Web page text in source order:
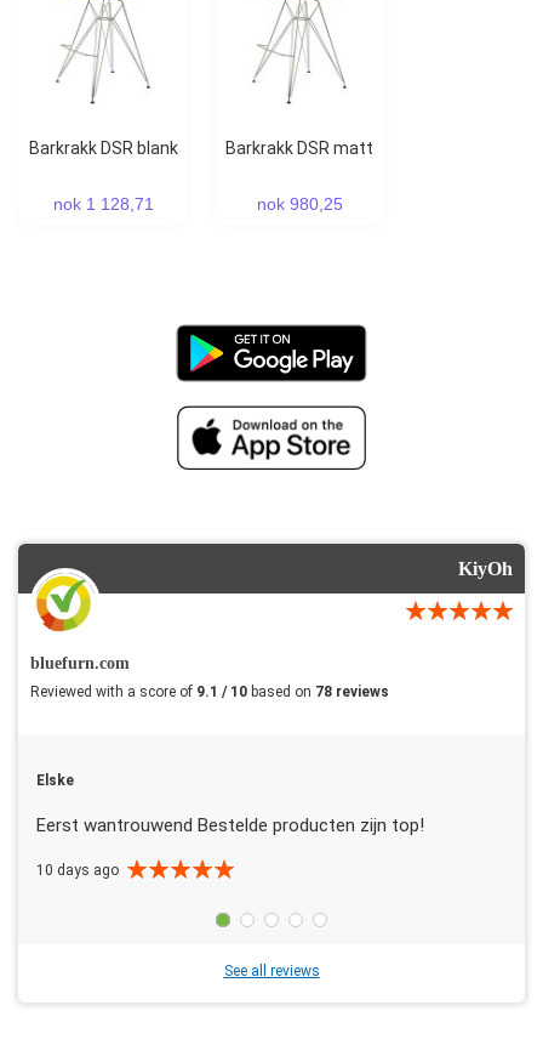
Barkrakk DSR blank
nok 1 128,71
Barkrakk DSR matt
nok 980,25
KiyOh
bluefurn.com
Reviewed with a score of 9.1 / 10 based on 78 reviews
Elske
Eerst wantrouwend Bestelde producten zijn top!
10 days ago
See all reviews